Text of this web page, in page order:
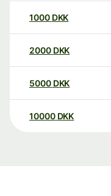
1000 DKK
2000 DKK
5000 DKK
10000 DKK